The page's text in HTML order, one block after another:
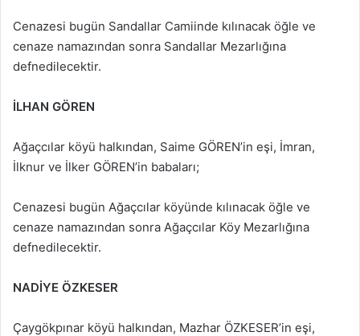
Cenazesi bugün Sandallar Camiinde kılınacak öğle ve
cenaze namazından sonra Sandallar Mezarlığına
defnedilecektir.
İLHAN GÖREN
Ağaçcılar köyü halkından, Saime GÖREN’in eşi, İmran,
İlknur ve İlker GÖREN’in babaları;
Cenazesi bugün Ağaçcılar köyünde kılınacak öğle ve
cenaze namazından sonra Ağaçcılar Köy Mezarlığına
defnedilecektir.
NADİYE ÖZKESER
Çaygökpınar köyü halkından, Mazhar ÖZKESER’in eşi,